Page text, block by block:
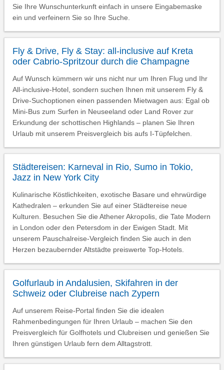
Sie Ihre Wunschunterkunft einfach in unsere Eingabemaske
ein und verfeinern Sie so Ihre Suche.
Fly & Drive, Fly & Stay: all-inclusive auf Kreta
oder Cabrio-Spritzour durch die Champagne
Auf Wunsch kümmern wir uns nicht nur um Ihren Flug und Ihr
All-inclusive-Hotel, sondern suchen Ihnen mit unserem Fly &
Drive-Suchoptionen einen passenden Mietwagen aus: Egal ob
Mini-Bus zum Surfen in Neuseeland oder Land Rover zur
Erkundung der schottischen Highlands – planen Sie Ihren
Urlaub mit unserem Preisvergleich bis aufs I-Tüpfelchen.
Städtereisen: Karneval in Rio, Sumo in Tokio,
Jazz in New York City
Kulinarische Köstlichkeiten, exotische Basare und ehrwürdige
Kathedralen – erkunden Sie auf einer Städtereise neue
Kulturen. Besuchen Sie die Athener Akropolis, die Tate Modern
in London oder den Petersdom in der Ewigen Stadt. Mit
unserem Pauschalreise-Vergleich finden Sie auch in den
Herzen bezaubernder Altstädte preiswerte Top-Hotels.
Golfurlaub in Andalusien, Skifahren in der
Schweiz oder Clubreise nach Zypern
Auf unserem Reise-Portal finden Sie die idealen
Rahmenbedingungen für Ihren Urlaub – machen Sie den
Preisvergleich für Golfhotels und Clubreisen und genießen Sie
Ihren günstigen Urlaub fern dem Alltagstrott.